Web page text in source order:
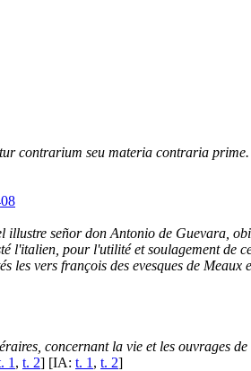
contrarium seu materia contraria
señor don Antonio de Guevara,
l'italien, pour l'utilité et soulagement de
les vers françois des evesques de
concernant la vie et les ouvrages
1 , t. 2] [IA: t. 1 , t. 2]